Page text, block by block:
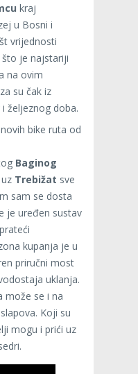
kraj
u Bosni i
vrijednosti
je najstariji
na ovim
su čak iz
željeznog doba.
bike ruta od
Baginog
Trebižat sve
sam se dosta
je uređen sustav
kupanja je u
priručni most
uklanja.
može se i na
Koji su
mogu i prići uz